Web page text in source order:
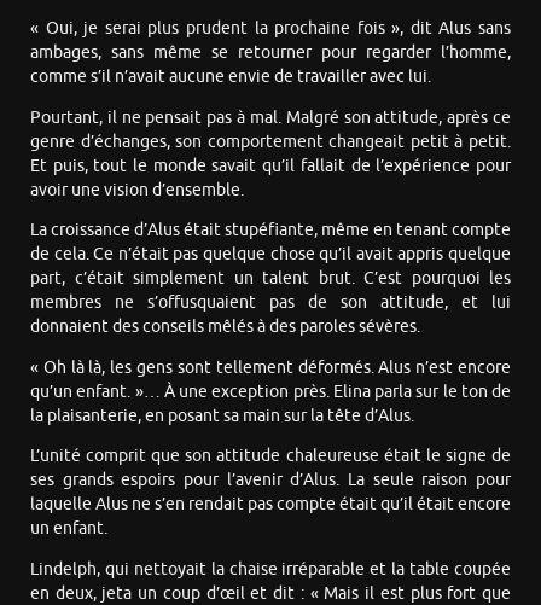
« Oui, je serai plus prudent la prochaine fois », dit Alus sans
ambages, sans même se retourner pour regarder l’homme,
comme s’il n’avait aucune envie de travailler avec lui.
Pourtant, il ne pensait pas à mal. Malgré son attitude, après ce
genre d’échanges, son comportement changeait petit à petit.
Et puis, tout le monde savait qu’il fallait de l’expérience pour
avoir une vision d’ensemble.
La croissance d’Alus était stupéfiante, même en tenant compte
de cela. Ce n’était pas quelque chose qu’il avait appris quelque
part, c’était simplement un talent brut. C’est pourquoi les
membres ne s’offusquaient pas de son attitude, et lui
donnaient des conseils mêlés à des paroles sévères.
« Oh là là, les gens sont tellement déformés. Alus n’est encore
qu’un enfant. »… À une exception près. Elina parla sur le ton de
la plaisanterie, en posant sa main sur la tête d’Alus.
L’unité comprit que son attitude chaleureuse était le signe de
ses grands espoirs pour l’avenir d’Alus. La seule raison pour
laquelle Alus ne s’en rendait pas compte était qu’il était encore
un enfant.
Lindelph, qui nettoyait la chaise irréparable et la table coupée
en deux, jeta un coup d’œil et dit : « Mais il est plus fort que